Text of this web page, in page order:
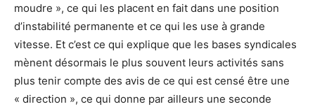
moudre », ce qui les placent en fait dans une position
d’instabilité permanente et ce qui les use à grande
vitesse. Et c’est ce qui explique que les bases syndicales
mènent désormais le plus souvent leurs activités sans
plus tenir compte des avis de ce qui est censé être une
« direction », ce qui donne par ailleurs une seconde